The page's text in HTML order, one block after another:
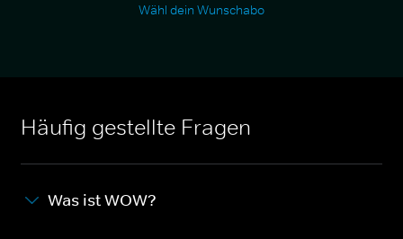
Wähl dein Wunschabo
Häufig gestellte Fragen
Was ist WOW?